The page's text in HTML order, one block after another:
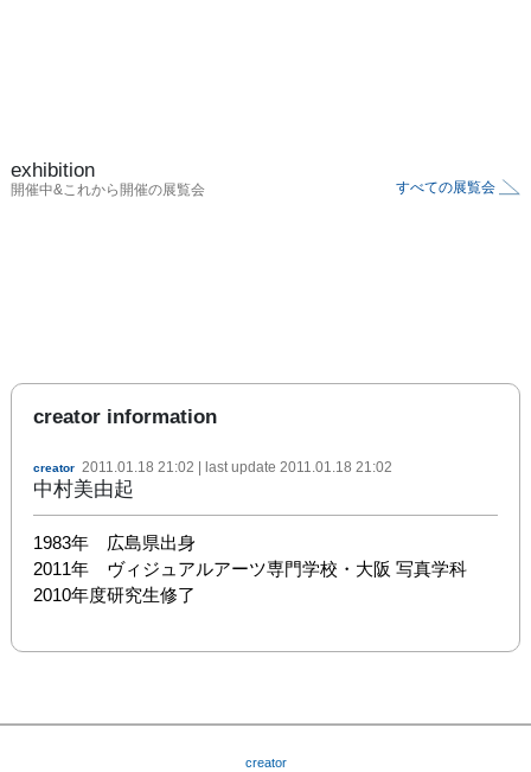
exhibition
開催中&これから開催の展覧会 すべての展覧会
creator information
creator 2011.01.18 21:02 | last update 2011.01.18 21:02
中村美由起
1983年　広島県出身
2011年　ヴィジュアルアーツ専門学校・大阪 写真学科
2010年度研究生修了
creator